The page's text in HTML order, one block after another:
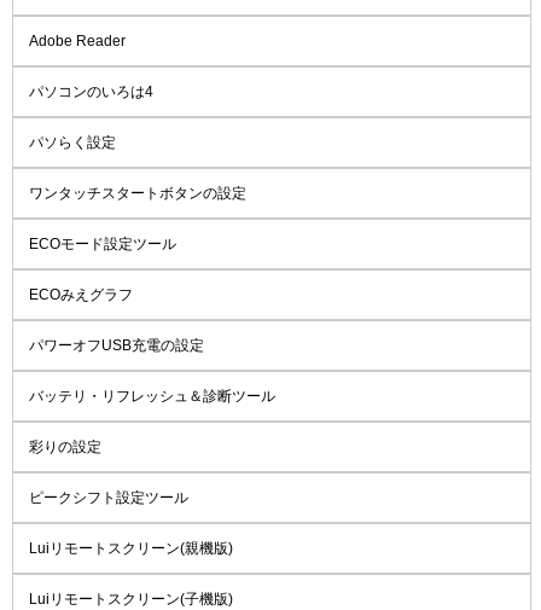
Adobe Reader
パソコンのいろは4
パソらく設定
ワンタッチスタートボタンの設定
ECOモード設定ツール
ECOみえグラフ
パワーオフUSB充電の設定
バッテリ・リフレッシュ＆診断ツール
彩りの設定
ピークシフト設定ツール
Luiリモートスクリーン(親機版)
Luiリモートスクリーン(子機版)